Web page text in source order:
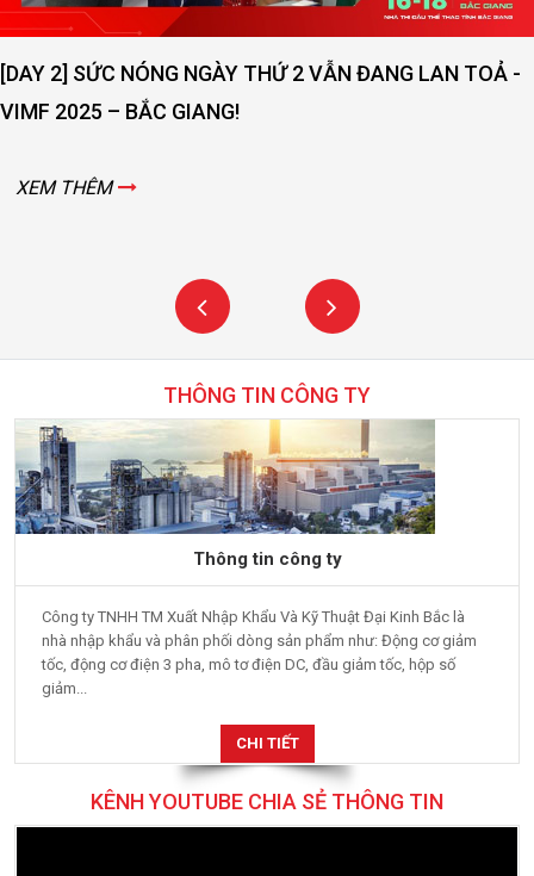
NÓNG NGÀY THỨ 2 VẪN ĐANG LAN TOẢ -
– BẮC GIANG!
XEM
THÔNG TIN CÔNG TY
Thông tin công ty
Công ty TNHH TM Xuất Nhập Khẩu Và Kỹ Thuật Đại Kinh Bắc là
nhà nhập khẩu và phân phối dòng sản phẩm như: Động cơ giảm
tốc, động cơ điện 3 pha, mô tơ điện DC, đầu giảm tốc, hộp số
giảm...
KÊNH YOUTUBE CHIA SẺ THÔNG TIN